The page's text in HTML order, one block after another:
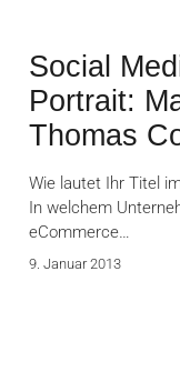
Social
Portrait:
Thomas
Wie lautet Ihr Titel
In welchem
eCommerce…
9. Januar 2013